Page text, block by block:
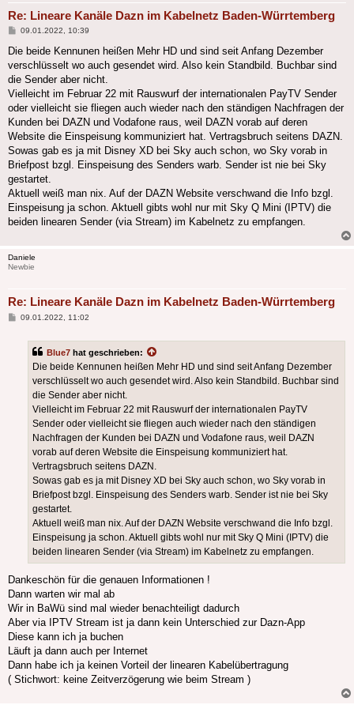
Re: Lineare Kanäle Dazn im Kabelnetz Baden-Würrtemberg
Beitrag
09.01.2022, 10:39
Die beide Kennunen heißen Mehr HD und sind seit Anfang Dezember
verschlüsselt wo auch gesendet wird. Also kein Standbild. Buchbar sind
die Sender aber nicht.
Vielleicht im Februar 22 mit Rauswurf der internationalen PayTV Sender
oder vielleicht sie fliegen auch wieder nach den ständigen Nachfragen der
Kunden bei DAZN und Vodafone raus, weil DAZN vorab auf deren
Website die Einspeisung kommuniziert hat. Vertragsbruch seitens DAZN.
Sowas gab es ja mit Disney XD bei Sky auch schon, wo Sky vorab in
Briefpost bzgl. Einspeisung des Senders warb. Sender ist nie bei Sky
gestartet.
Aktuell weiß man nix. Auf der DAZN Website verschwand die Info bzgl.
Einspeisung ja schon. Aktuell gibts wohl nur mit Sky Q Mini (IPTV) die
beiden linearen Sender (via Stream) im Kabelnetz zu empfangen.
Daniele
Newbie
Re: Lineare Kanäle Dazn im Kabelnetz Baden-Würrtemberg
Beitrag
09.01.2022, 11:02
Blue7 hat geschrieben:
Die beide Kennunen heißen Mehr HD und sind seit Anfang Dezember
verschlüsselt wo auch gesendet wird. Also kein Standbild. Buchbar sind
die Sender aber nicht.
Vielleicht im Februar 22 mit Rauswurf der internationalen PayTV
Sender oder vielleicht sie fliegen auch wieder nach den ständigen
Nachfragen der Kunden bei DAZN und Vodafone raus, weil DAZN
vorab auf deren Website die Einspeisung kommuniziert hat.
Vertragsbruch seitens DAZN.
Sowas gab es ja mit Disney XD bei Sky auch schon, wo Sky vorab in
Briefpost bzgl. Einspeisung des Senders warb. Sender ist nie bei Sky
gestartet.
Aktuell weiß man nix. Auf der DAZN Website verschwand die Info bzgl.
Einspeisung ja schon. Aktuell gibts wohl nur mit Sky Q Mini (IPTV) die
beiden linearen Sender (via Stream) im Kabelnetz zu empfangen.
Dankeschön für die genauen Informationen !
Dann warten wir mal ab
Wir in BaWü sind mal wieder benachteiligt dadurch
Aber via IPTV Stream ist ja dann kein Unterschied zur Dazn-App
Diese kann ich ja buchen
Läuft ja dann auch per Internet
Dann habe ich ja keinen Vorteil der linearen Kabelübertragung
( Stichwort: keine Zeitverzögerung wie beim Stream )